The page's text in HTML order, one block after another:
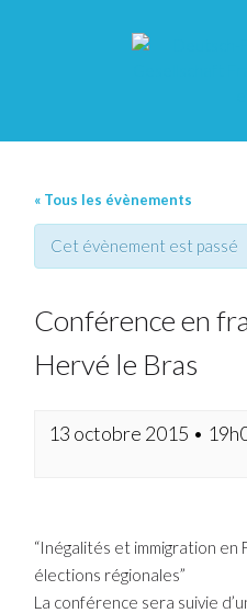
« Tous les évènements
Cet évènement est passé
Conférence en
Hervé le Bras
13 octobre 2015 •
“Inégalités et immigration en
élections régionales”
La conférence sera suivie